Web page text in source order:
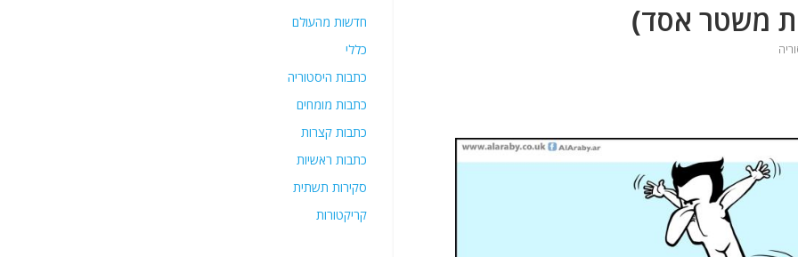
משטר אסד)
חדשות מהעולם
כללי
כתבות היסטוריה
כתבות מומחים
כתבות קצרות
כתבות ראשיות
סקירות תשתית
קריקטורות